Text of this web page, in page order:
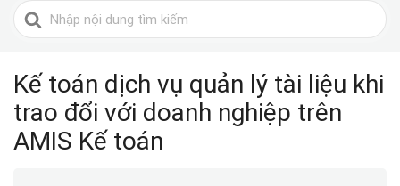
Tìm
kiếm
Kế toán dịch vụ quản lý tài liệu khi
trao đổi với doanh nghiệp trên
AMIS Kế toán